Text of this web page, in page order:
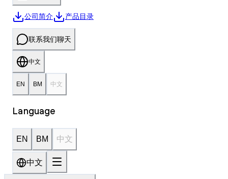
公司简介 产品目录
联系我们聊天
中文
EN BM 中文
Language
EN BM 中文
中文